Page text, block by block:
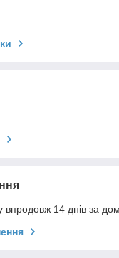
впродовж 14 днів за